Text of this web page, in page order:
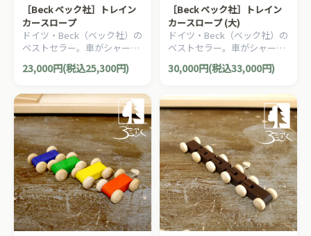
［Beck ベック社］トレイン
カースロープ
ドイツ・Beck（ベック社）の
ベストセラー。車がシャーッ
と滑り落ちる人気の木製スロ
ープトイ「トレインカースロ
23,000円(税込25,300円)
［Beck ベック社］トレイン
カースロープ (大)
ドイツ・Beck（ベック社）の
ベストセラー。車がシャーッ
と滑り落ちる人気の木製スロ
ープトイ「トレインカースロ
30,000円(税込33,000円)